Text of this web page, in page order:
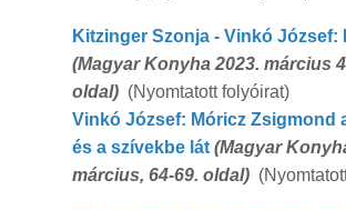
Kitzinger Szonja - Vinkó József:
(Magyar Konyha 2023. március
oldal) (Nyomtatott folyóirat)
Vinkó József: Móricz Zsigmond
és a szívekbe lát (Magyar
március, 64-69. oldal)